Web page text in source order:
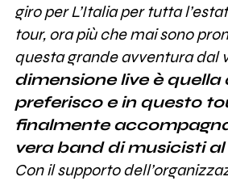
giro per L’Italia per tutta
tour, ora più che mai sono
questa grande avventura dal
dimensione live è quella
preferisco e in questo
finalmente
vera band di musicisti
Con il supporto